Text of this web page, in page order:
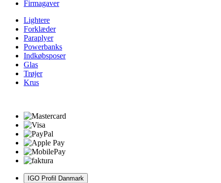
Firmagaver
Lightere
Forklæder
Paraplyer
Powerbanks
Indkøbsposer
Glas
Trøjer
Krus
IGO Profil Danmark